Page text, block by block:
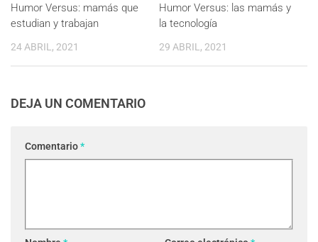
Humor Versus: mamás que
estudian y trabajan
24 ABRIL, 2021
Humor Versus: las mamás y
la tecnología
29 ABRIL, 2021
DEJA UN COMENTARIO
Comentario*